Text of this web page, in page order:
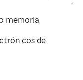
memoria
de